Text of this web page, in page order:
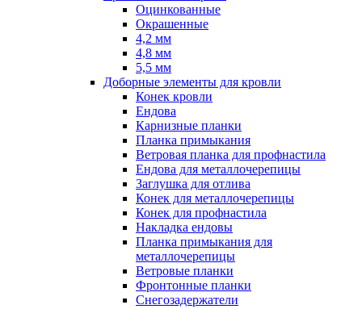
Оцинкованные
Окрашенные
4,2 мм
4,8 мм
5,5 мм
Доборные элементы для кровли
Конек кровли
Ендова
Карнизные планки
Планка примыкания
Ветровая планка для профнастила
Ендова для металлочерепицы
Заглушка для отлива
Конек для металлочерепицы
Конек для профнастила
Накладка ендовы
Планка примыкания для
металлочерепицы
Ветровые планки
Фронтонные планки
Снегозадержатели